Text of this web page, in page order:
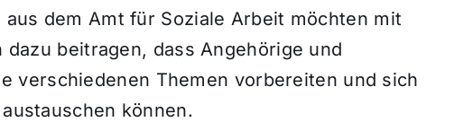
dem Amt für Soziale Arbeit möchten mit
beitragen, dass Angehörige und
verschiedenen Themen vorbereiten und sich
können.